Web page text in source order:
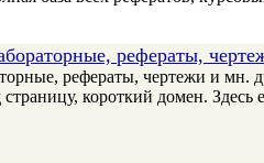
рефераты,
рефераты, чертежи и мн.
короткий домен. Здесь